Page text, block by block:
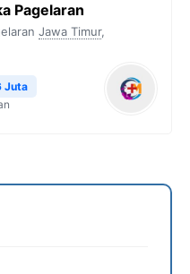
Pagelaran
Jawa Timur,
Juta